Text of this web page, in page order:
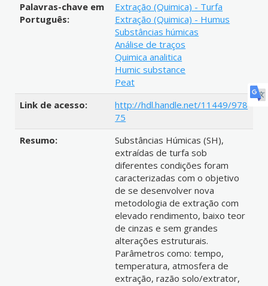
Palavras-chave em
Português:
Extração (Quimica) - Turfa
Extração (Quimica) - Humus
Substâncias húmicas
Análise de traços
Quimica analitica
Humic substance
Peat
Link de acesso:
http://hdl.handle.net/11449/978
75
Resumo:
Substâncias Húmicas (SH),
extraídas de turfa sob
diferentes condições foram
caracterizadas com o objetivo
de se desenvolver nova
metodologia de extração com
elevado rendimento, baixo teor
de cinzas e sem grandes
alterações estruturais.
Parâmetros como: tempo,
temperatura, atmosfera de
extração, razão solo/extrator,